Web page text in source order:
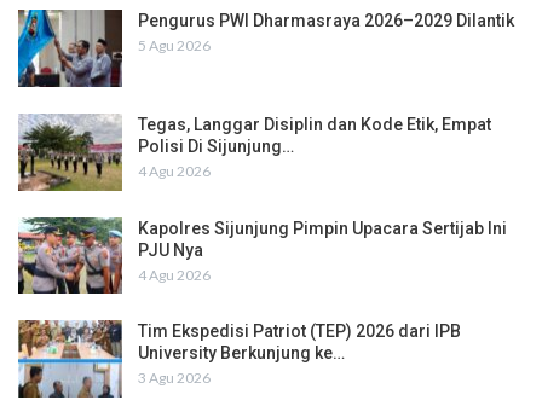
Pengurus PWI Dharmasraya 2026–2029 Dilantik
5 Agu 2026
Tegas, Langgar Disiplin dan Kode Etik, Empat
Polisi Di Sijunjung…
4 Agu 2026
Kapolres Sijunjung Pimpin Upacara Sertijab Ini
PJU Nya
4 Agu 2026
Tim Ekspedisi Patriot (TEP) 2026 dari IPB
University Berkunjung ke…
3 Agu 2026